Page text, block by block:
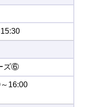
ズ⑥
16:00